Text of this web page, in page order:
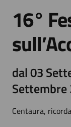
16°
dal 03
Settembre
Centaura,